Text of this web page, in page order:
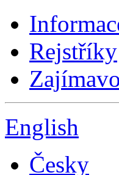
Rejstříky
English
Česky